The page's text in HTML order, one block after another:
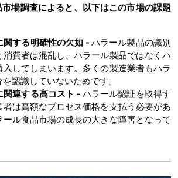
場調査によると、以下はこの市場の課題
関する明確性の欠如 - ハラール製品の識別
消費者は混乱し、ハラール製品ではなくハ
入してしまいます。多くの製造業者もハラ
認識していないためです。
関連する高コスト - ハラール認証を取得す
者は高額なプロセス価格を支払う必要があ
ール食品市場の成長の大きな障害となって